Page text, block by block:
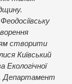
створити
Київський
Департамент